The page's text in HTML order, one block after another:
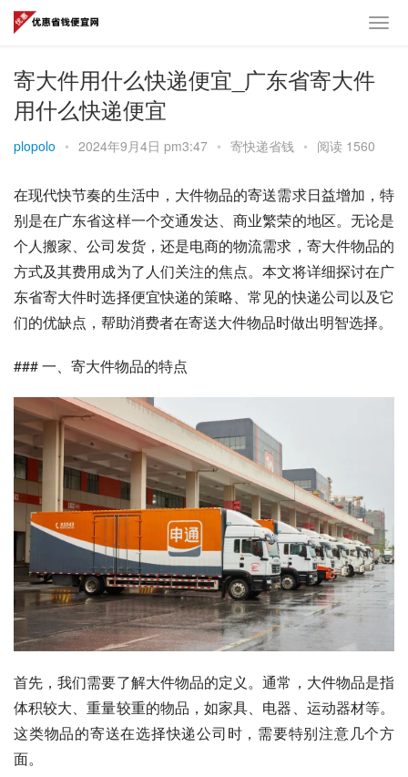
寄大件用什么快递便宜_广东省寄大件
用什么快递便宜
plopolo • 2024年9月4日 pm3:47 • 寄快递省钱 • 阅读 1560
在现代快节奏的生活中，大件物品的寄送需求日益增加，特
别是在广东省这样一个交通发达、商业繁荣的地区。无论是
个人搬家、公司发货，还是电商的物流需求，寄大件物品的
方式及其费用成为了人们关注的焦点。本文将详细探讨在广
东省寄大件时选择便宜快递的策略、常见的快递公司以及它
们的优缺点，帮助消费者在寄送大件物品时做出明智选择。
### 一、寄大件物品的特点
首先，我们需要了解大件物品的定义。通常，大件物品是指
体积较大、重量较重的物品，如家具、电器、运动器材等。
这类物品的寄送在选择快递公司时，需要特别注意几个方
面。